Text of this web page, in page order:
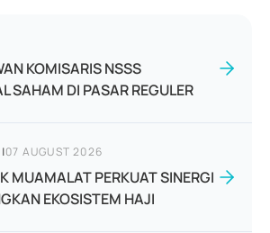
KOMISARIS NSSS
SAHAM DI PASAR REGULER
|07 AUGUST 2026
MUAMALAT PERKUAT SINERGI
EKOSISTEM HAJI